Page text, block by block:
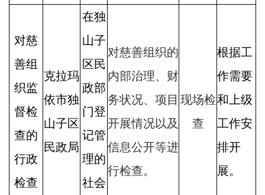
对慈
善组
织监
督检
查的
行政
检查
克拉玛
依市独
山子区
民政局
在独
山子
区民
政部
门登
记管
理的
社会
对慈善组织的
内部治理、财
务状况、项目
开展情况以及
信息公开等进
行检查。
现场检
查
根据工
作需要
和上级
工作安
排开
展。